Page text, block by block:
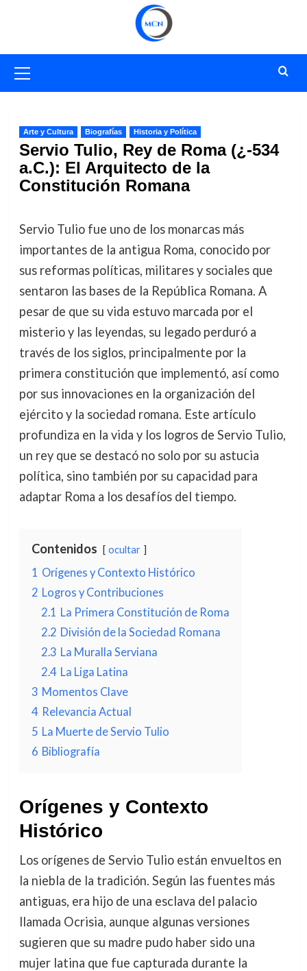
primario
Arte y Cultura Biografías Historia y Política
Servio Tulio, Rey de Roma (¿-534
a.C.): El Arquitecto de la
Constitución Romana
Servio Tulio fue uno de los monarcas más
importantes de la antigua Roma, conocido por
sus reformas políticas, militares y sociales que
sentaron las bases de la República Romana. A
pesar de que su vida estuvo marcada por el
misterio y las leyendas, su legado perduró a
través de los siglos, principalmente por la
primera constitución que implementó, así como
por sus innovaciones en la organización del
ejército y la sociedad romana. Este artículo
profundiza en la vida y los logros de Servio Tulio,
un rey que se destacó no solo por su astucia
política, sino también por su capacidad para
adaptar Roma a los desafíos del tiempo.
Contenidos ocultar
1 Orígenes y Contexto Histórico
2 Logros y Contribuciones
2.1 La Primera Constitución de Roma
2.2 División de la Sociedad Romana
2.3 La Muralla Serviana
2.4 La Liga Latina
3 Momentos Clave
4 Relevancia Actual
5 La Muerte de Servio Tulio
6 Bibliografía
Orígenes y Contexto
Histórico
Los orígenes de Servio Tulio están envueltos en
la niebla de la tradición. Según las fuentes más
antiguas, era hijo de una esclava del palacio
llamada Ocrisia, aunque algunas versiones
sugieren que su madre pudo haber sido una
mujer latina que fue capturada durante la